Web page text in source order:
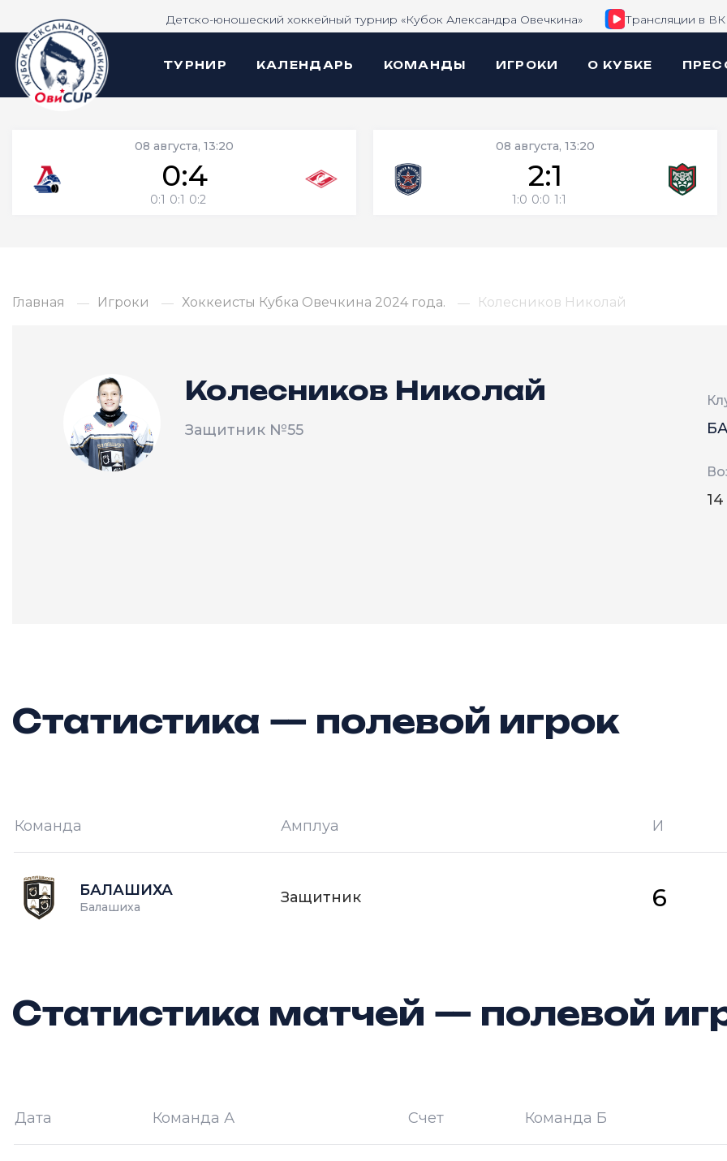
Детско-юношеский хоккейный турнир «Кубок Александра Овечкина» Трансляции в ВК
ТУРНИР КАЛЕНДАРЬ КОМАНДЫ ИГРОКИ О КУБКЕ
08 августа, 13:20
0:4
0:1 0:1 0:2
08 августа, 13:20
2:1
1:0 0:0 1:1
Главная Игроки Хоккеисты Кубка Овечкина 2024 года. Колесников Николай
Колесников Николай
Защитник №55
Статистика — полевой игрок
Команда Амплуа И
БАЛАШИХА
Балашиха
Защитник 6
Статистика матчей — полевой
Дата Команда А Счет Команда Б